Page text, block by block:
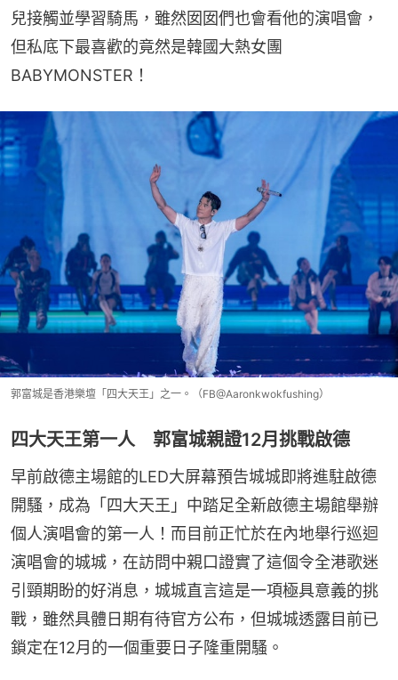
兒接觸並學習騎馬，雖然囡囡們也會看他的演唱會，
但私底下最喜歡的竟然是韓國大熱女團
BABYMONSTER！
郭富城是香港樂壇「四大天王」之一。（FB@Aaronkwokfushing）
四大天王第一人 郭富城親證12月挑戰啟德
早前啟德主場館的LED大屏幕預告城城即將進駐啟德
開騷，成為「四大天王」中踏足全新啟德主場館舉辦
個人演唱會的第一人！而目前正忙於在內地舉行巡迴
演唱會的城城，在訪問中親口證實了這個令全港歌迷
引頸期盼的好消息，城城直言這是一項極具意義的挑
戰，雖然具體日期有待官方公布，但城城透露目前已
鎖定在12月的一個重要日子隆重開騷。